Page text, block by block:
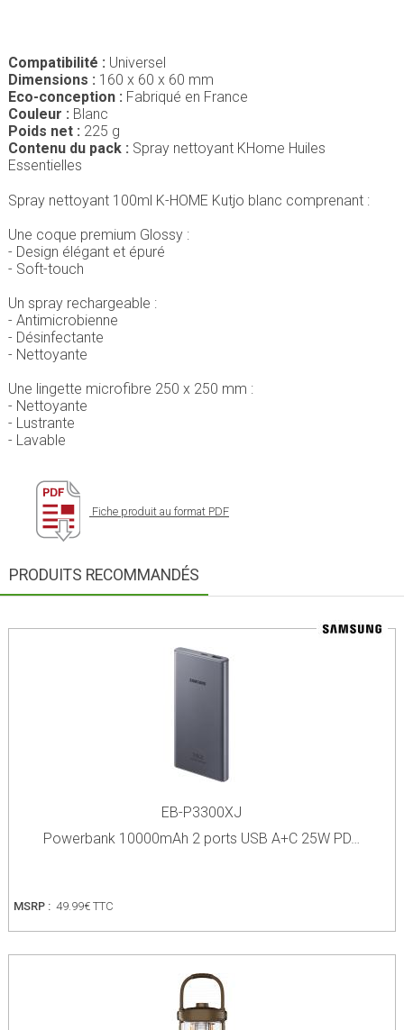
Compatibilité : Universel
Dimensions : 160 x 60 x 60 mm
Eco-conception : Fabriqué en France
Couleur : Blanc
Poids net : 225 g
Contenu du pack : Spray nettoyant KHome Huiles
Essentielles
Spray nettoyant 100ml K-HOME Kutjo blanc comprenant :
Une coque premium Glossy :
- Design élégant et épuré
- Soft-touch
Un spray rechargeable :
- Antimicrobienne
- Désinfectante
- Nettoyante
Une lingette microfibre 250 x 250 mm :
- Nettoyante
- Lustrante
- Lavable
Fiche produit au format PDF
PRODUITS RECOMMANDÉS
EB-P3300XJ
Powerbank 10000mAh 2 ports USB A+C 25W PD…
MSRP : 49.99€ TTC